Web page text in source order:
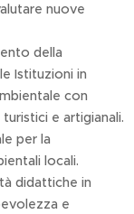
nuove
della
Istituzioni in
con
e artigianali.
per la
locali.
didattiche in
e